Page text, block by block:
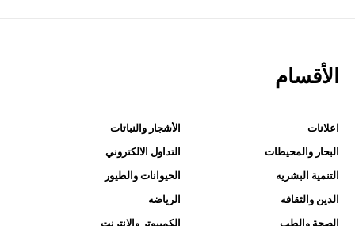
الأقسام
اعلانات
الأشجار والنباتات
البحار والمحيطات
التداول الالكتروني
التنمية البشريه
الحيوانات والطيور
الدين والثقافه
الرياضه
الصحة والطب
الكمبيوتر والإنترنت